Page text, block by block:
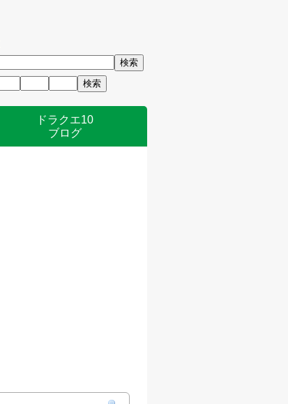
ドラクエ10
ブログ